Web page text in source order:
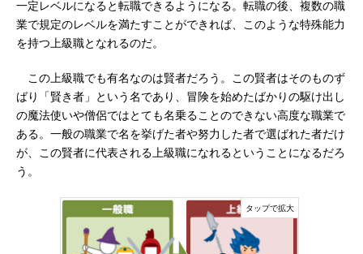
一定レベルになると転職できるようになる。転職の後、複数の職
業で規定のレベルを満たすことができれば、このような特殊能力
を持つ上級職となれるのだ。
この上級職でも有名なのは賢者だろう。この賢者はそのものず
ばり「賢き者」という名であり、冒険を始めたばかりの駆け出し
の魔法使いや僧侶ではとても名乗ることのできない高度な職業で
ある。一般の職業で名を挙げた者や努力した者で選ばれた者だけ
が、この賢者に代表される上級職になれるということになるだろ
う。